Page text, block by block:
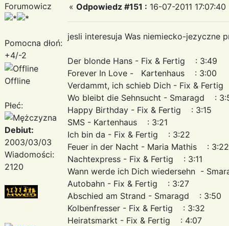
Forumowicz
Pomocna dłoń:
+4/-2
Offline
Płeć:
Debiut:
2003/03/03
Wiadomości:
2120
« Odpowiedz #151 : 16-07-2011 17:07:40
jesli interesuja Was niemiecko-jezyczne
Der blonde Hans - Fix & Fertig : 3:49
Forever In Love - Kartenhaus : 3:00
Verdammt, ich schieb Dich - Fix &
Wo bleibt die Sehnsucht - Smaragd :
Happy Birthday - Fix & Fertig : 3:15
SMS - Kartenhaus : 3:21
Ich bin da - Fix & Fertig : 3:22
Feuer in der Nacht - Maria Mathis :
Nachtexpress - Fix & Fertig : 3:11
Wann werde ich Dich wiedersehn -
Autobahn - Fix & Fertig : 3:27
Abschied am Strand - Smaragd : 3:50
Kolbenfresser - Fix & Fertig : 3:32
Heiratsmarkt - Fix & Fertig : 4:07